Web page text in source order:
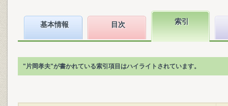
基本情報 目次 索引
"片岡孝夫"が書かれている索引項目はハイライトされています。